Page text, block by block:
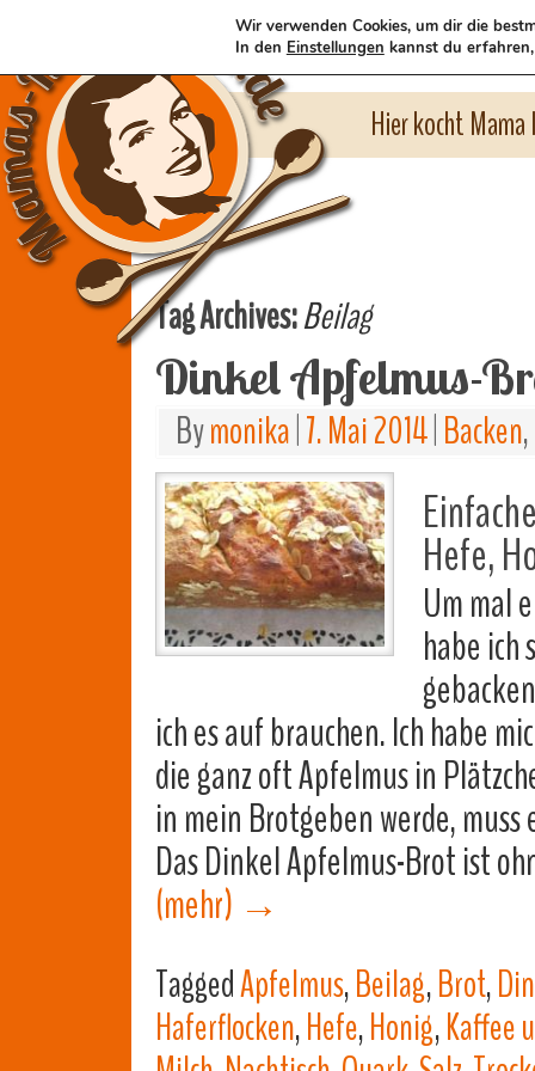
Hier kocht
Tag Archives:Beilag
Dinkel Apfelmus-
Bymonika 7. Mai 2014 Backen,
Hefe,
Um mal
habe
ich es auf brauchen. Ich habe
die ganz oft Apfelmus in
in mein Brotgeben werde,
Das Dinkel Apfelmus-Brot ist
(mehr) →
TaggedApfelmus,Beilag,Brot,
Haferflocken,Hefe,Honig,Kaffee
Wir verwenden Cookies, um dir die
In den Einstellungen kannst du